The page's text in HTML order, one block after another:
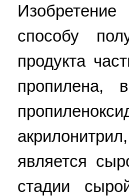
способу
продукта
пропилена,
является
стадии